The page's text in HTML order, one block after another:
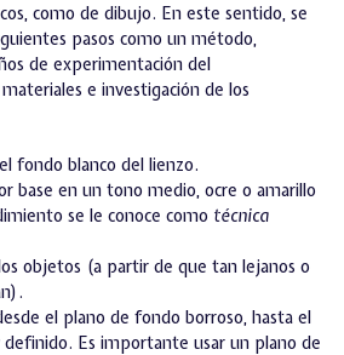
como de dibujo. En este sentido, se
pasos como un método,
de experimentación del
e investigación de los
fondo blanco del lienzo.
base en un tono medio, ocre o amarillo
se le conoce como técnica
objetos (a partir de que tan lejanos o
el plano de fondo borroso, hasta el
Es importante usar un plano de